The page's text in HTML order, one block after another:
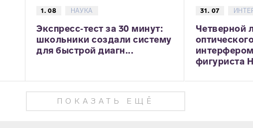
1. 08 НАУКА
Экспресс‑тест за 30 минут:
школьники создали систему
для быстрой диагн...
31. 07
Четверной
фигуриста
ПОКАЗАТЬ ЕЩЁ